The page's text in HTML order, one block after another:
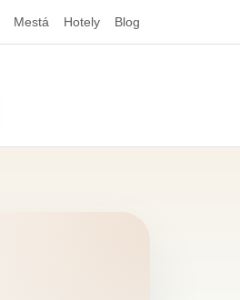
Mestá Hotely Blog